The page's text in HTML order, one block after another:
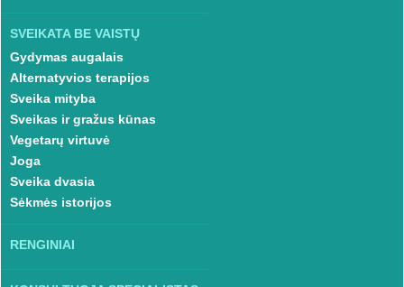
SVEIKATA BE VAISTŲ
Gydymas augalais
Alternatyvios terapijos
Sveika mityba
Sveikas ir gražus kūnas
Vegetarų virtuvė
Joga
Sveika dvasia
Sėkmės istorijos
RENGINIAI